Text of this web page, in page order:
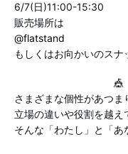
6/7(日)11:00-15:30
販売場所は
@flatstand
もしくはお向かいのスナ
🎪
さまざまな個性があつま
立場の違いや役割を越え
そんな「わたし」と「あ